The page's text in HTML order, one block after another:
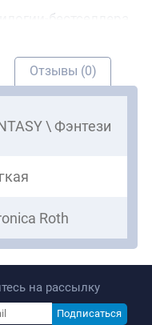
бестселлера
с
раскрывает
захватившего
Отзывы (0)
\ Фэнтези
Roth
на рассылку
Подписаться